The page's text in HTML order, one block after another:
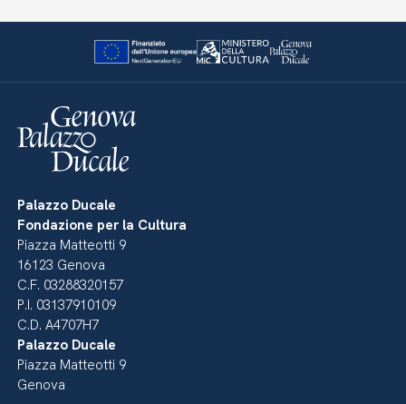
Palazzo Ducale
Fondazione per la Cultura
Piazza Matteotti 9
16123 Genova
C.F. 03288320157
P.I. 03137910109
C.D. A4707H7
Palazzo Ducale
Piazza Matteotti 9
Genova